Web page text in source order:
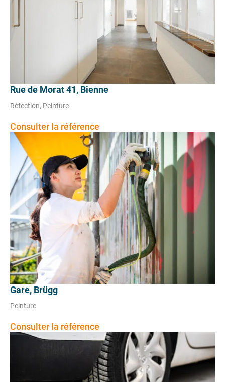
Rue de Morat 41, Bienne
Réfection, Peinture
Consulter la référence
Gare, Brügg
Peinture
Consulter la référence